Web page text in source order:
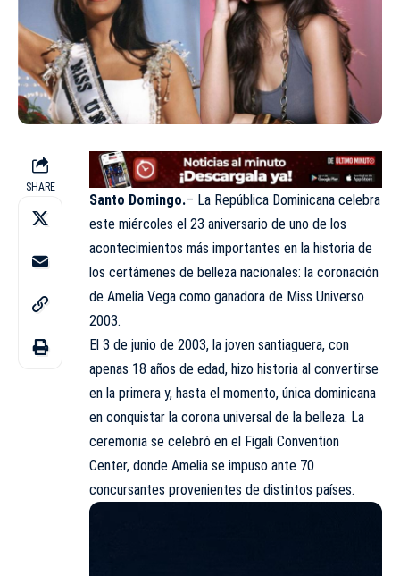
SHARE
Santo Domingo.– La República Dominicana celebra
este miércoles el 23 aniversario de uno de los
acontecimientos más importantes en la historia de
los certámenes de belleza nacionales: la coronación
de Amelia Vega como ganadora de Miss Universo
2003.
El 3 de junio de 2003, la joven santiaguera, con
apenas 18 años de edad, hizo historia al convertirse
en la primera y, hasta el momento, única dominicana
en conquistar la corona universal de la belleza. La
ceremonia se celebró en el Figali Convention
Center, donde Amelia se impuso ante 70
concursantes provenientes de distintos países.